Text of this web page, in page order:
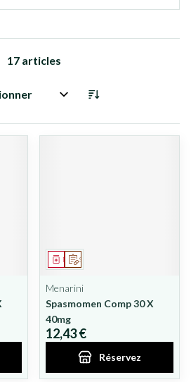
17articles
Sur prescription
Médicament
Menarini
Spasmomen Comp 30 X
40mg
12,43 €
Réservez